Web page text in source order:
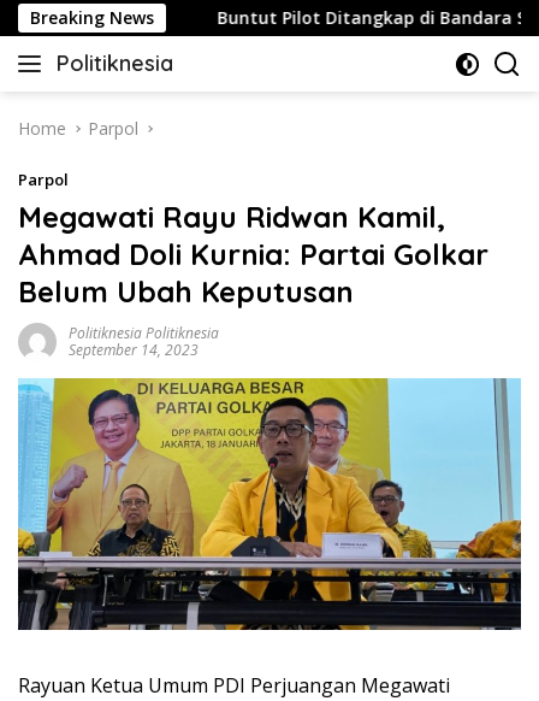
Skip
to
content
Breaking News
Strategis Buntut Pilot Ditangkap di Bandara Soetta,
Politiknesia
Politiknesia.com
Home Parpol
Parpol
Megawati Rayu Ridwan Kamil,
Ahmad Doli Kurnia: Partai Golkar
Belum Ubah Keputusan
Politiknesia Politiknesia
September 14, 2023
Rayuan Ketua Umum PDI Perjuangan Megawati